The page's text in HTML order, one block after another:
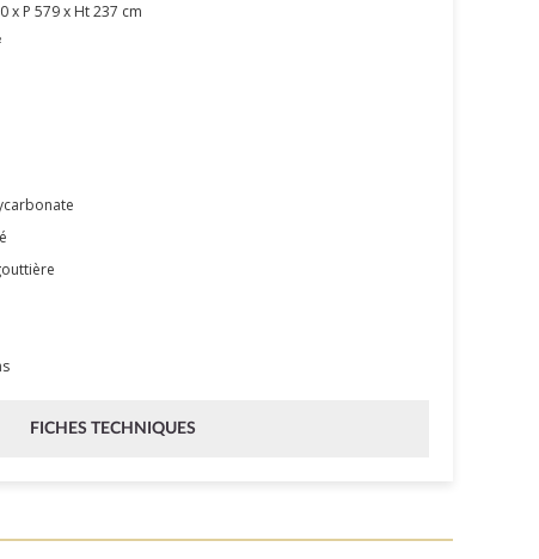
x P 579 x Ht 237 cm
FICHES TECHNIQUES